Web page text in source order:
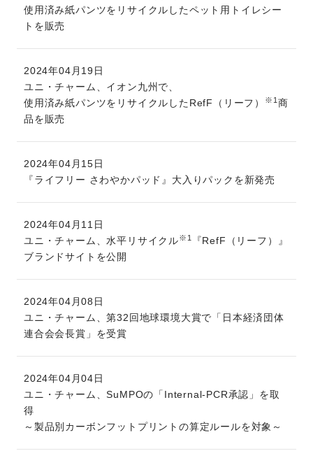
使用済み紙パンツをリサイクルしたペット用トイレシー
トを販売
2024年04月19日
ユニ・チャーム、イオン九州で、
使用済み紙パンツをリサイクルしたRefF（リーフ）
※1 商
品を販売
2024年04月15日
『ライフリー さわやかパッド』大入りパックを新発売
2024年04月11日
ユニ・チャーム、水平リサイクル※1
『RefF（リーフ）』
ブランドサイトを公開
2024年04月08日
ユニ・チャーム、第32回地球環境大賞で「日本経済団体
連合会会長賞」を受賞
2024年04月04日
ユニ・チャーム、SuMPOの「Internal-PCR承認」を取
得
～製品別カーボンフットプリントの算定ルールを対象～